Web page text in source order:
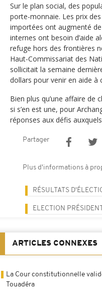
Sur le plan social, des
porte-monnaie. Les prix
importées ont augmenté
internes ont besoin d’aide
refuge hors des frontières
Haut-Commissariat des
sollicitait la semaine
dollars pour venir en aide à
Bien plus qu’une affaire de
si s’en est une, pour
réponses aux défis
Partager
Plus d'informations à
RÉSULTATS
ELECTION
ARTICLES CONNEXES
La Cour constitutionnelle
Touadéra